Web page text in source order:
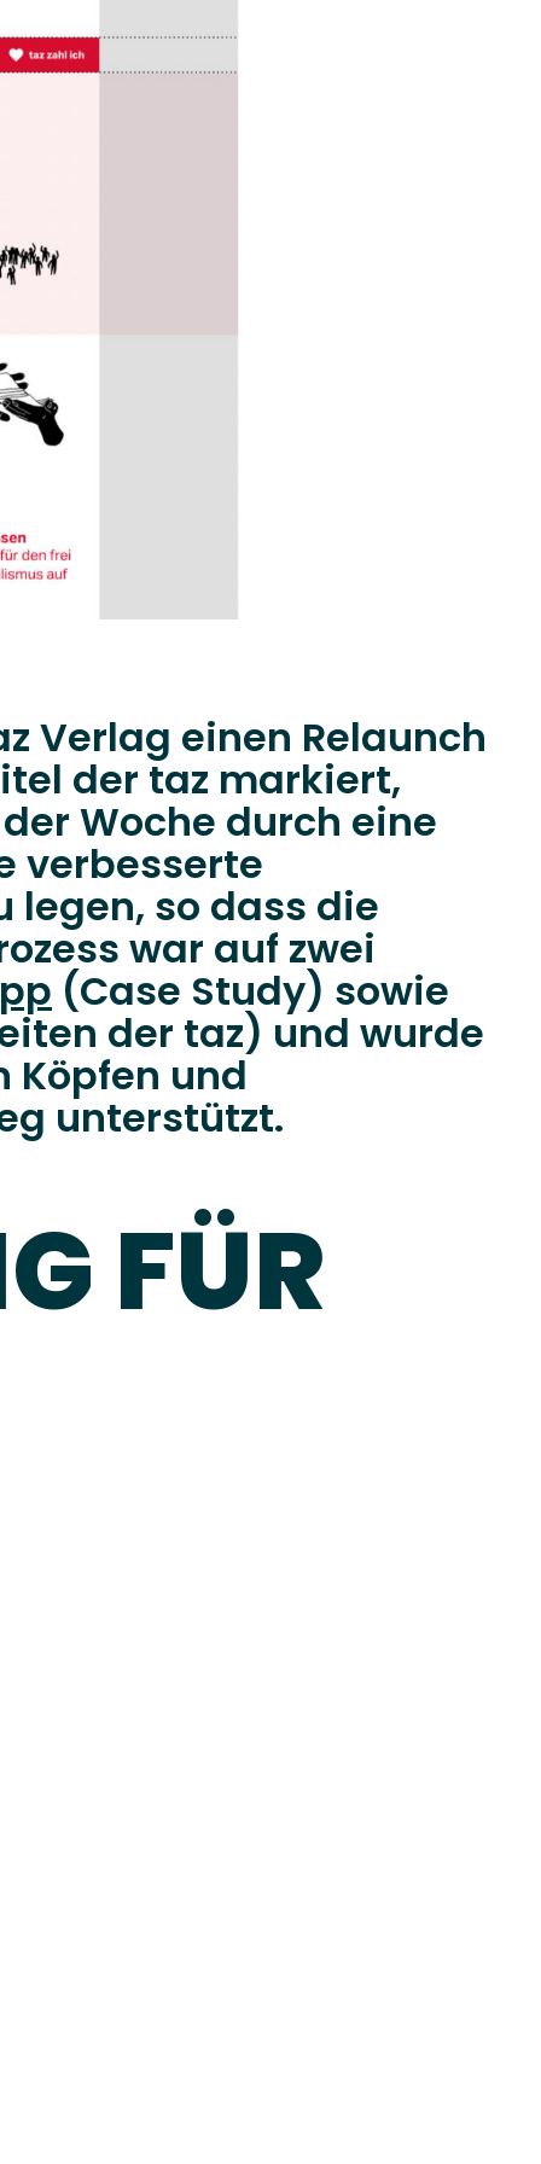
Verlag einen Relaunch
der taz markiert,
Woche durch eine
verbesserte
legen, so dass die
war auf zwei
(Case Study) sowie
der taz) und wurde
und
unterstützt.
FÜR